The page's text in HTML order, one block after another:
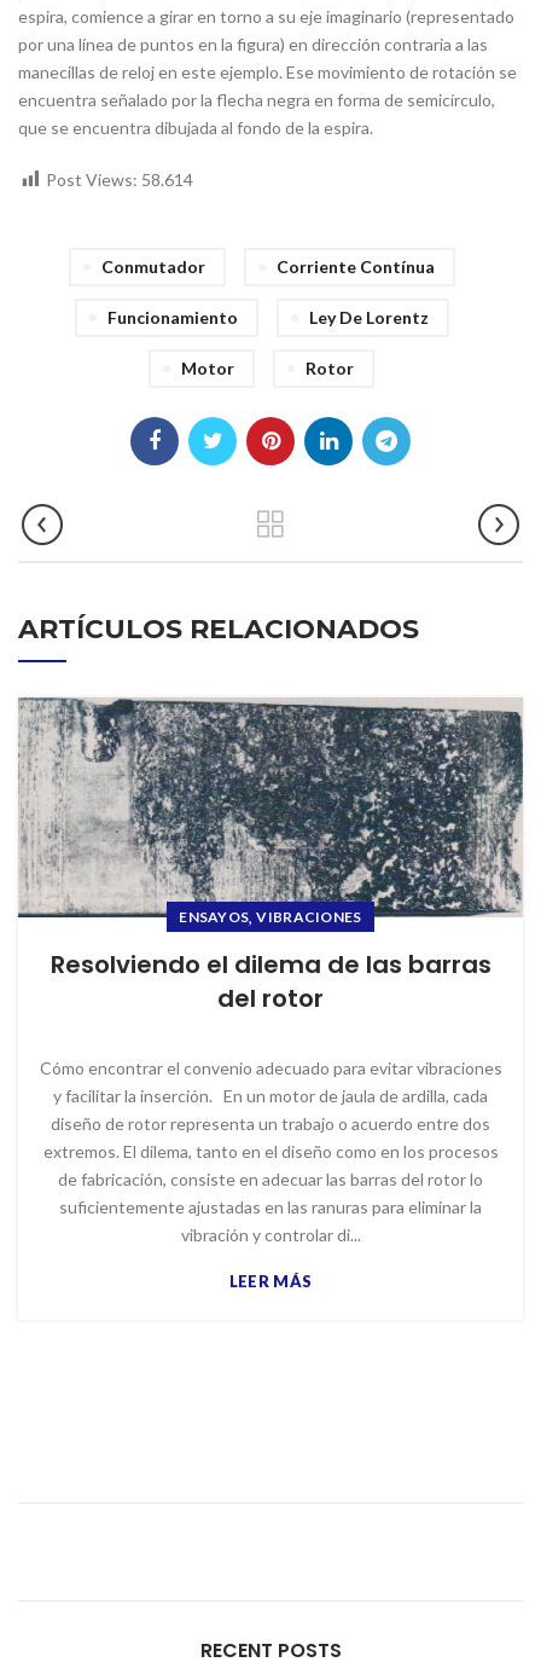
espira, comience a girar en torno a su eje imaginario (representado
por una línea de puntos en la figura) en dirección contraria a las
manecillas de reloj en este ejemplo. Ese movimiento de rotación se
encuentra señalado por la flecha negra en forma de semicírculo,
que se encuentra dibujada al fondo de la espira.
Post Views: 58.614
Conmutador Corriente Contínua
Funcionamiento Ley De Lorentz
Motor Rotor
ARTÍCULOS RELACIONADOS
ENSAYOS,VIBRACIONES
Resolviendo el dilema de las barras
del rotor
Cómo encontrar el convenio adecuado para evitar vibraciones
y facilitar la inserción. En un motor de jaula de ardilla, cada
diseño de rotor representa un trabajo o acuerdo entre dos
extremos. El dilema, tanto en el diseño como en los procesos
de fabricación, consiste en adecuar las barras del rotor lo
suficientemente ajustadas en las ranuras para eliminar la
vibración y controlar di...
LEER MÁS
RECENT POSTS